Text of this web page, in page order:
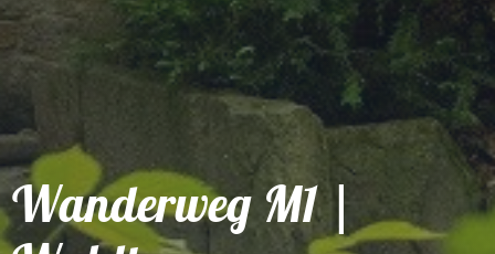
Wanderweg M1 |